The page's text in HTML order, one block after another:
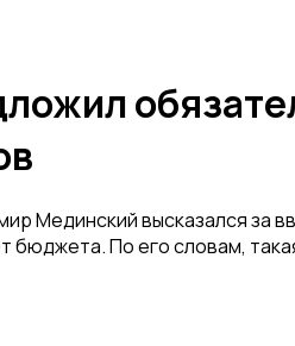
Мединский высказался за
бюджета. По его словам,